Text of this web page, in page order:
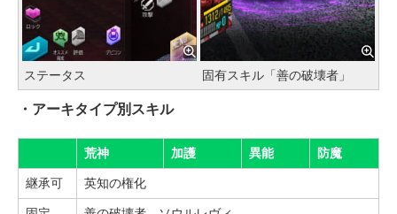
ステータス 固有スキル「善の破壊者」
・アーキタイプ別スキル
荒神 加護 異能 防魔
継承可 英知の権化